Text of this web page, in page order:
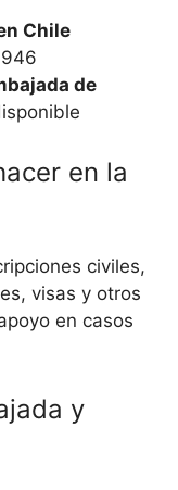
Chile
de
en la
civiles,
visas y otros
en casos
y